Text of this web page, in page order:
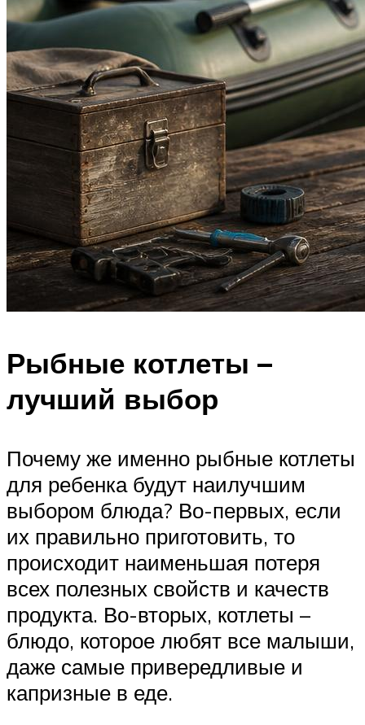
Рыбные котлеты –
лучший выбор
Почему же именно рыбные котлеты
для ребенка будут наилучшим
выбором блюда? Во-первых, если
их правильно приготовить, то
происходит наименьшая потеря
всех полезных свойств и качеств
продукта. Во-вторых, котлеты –
блюдо, которое любят все малыши,
даже самые привередливые и
капризные в еде.